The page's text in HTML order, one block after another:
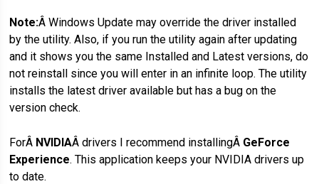
Note:Â Windows Update may override the driver installed
by the utility. Also, if you run the utility again after updating
and it shows you the same Installed and Latest versions, do
not reinstall since you will enter in an infinite loop. The utility
installs the latest driver available but has a bug on the
version check.
ForÂ NVIDIAÂ drivers I recommend installingÂ GeForce
Experience. This application keeps your NVIDIA drivers up
to date.